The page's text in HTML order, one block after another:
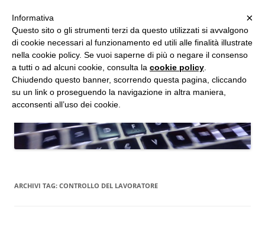
Vai
al
contenuto
Studio d'Informatica Forense
Perizie Informatiche Forensi, CTP e CTU in Processi Civili e Penali
ARCHIVI TAG: CONTROLLO DEL LAVORATORE
MENU ×
Informativa
Questo sito o gli strumenti terzi da questo utilizzati si avvalgono
di cookie necessari al funzionamento ed utili alle finalità illustrate
nella cookie policy. Se vuoi saperne di più o negare il consenso
a tutti o ad alcuni cookie, consulta la cookie policy
Chiudendo questo banner, scorrendo questa pagina, cliccando
su un link o proseguendo la navigazione in altra maniera,
acconsenti all’uso dei cookie.